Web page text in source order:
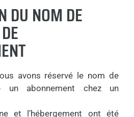
DU NOM DE
avons réservé le nom de
un abonnement chez un
et l’hébergement ont été